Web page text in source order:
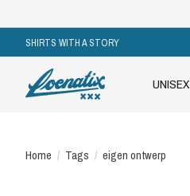
SHIRTS WITH A STORY
UNISEX
Home / Tags / eigen ontwerp